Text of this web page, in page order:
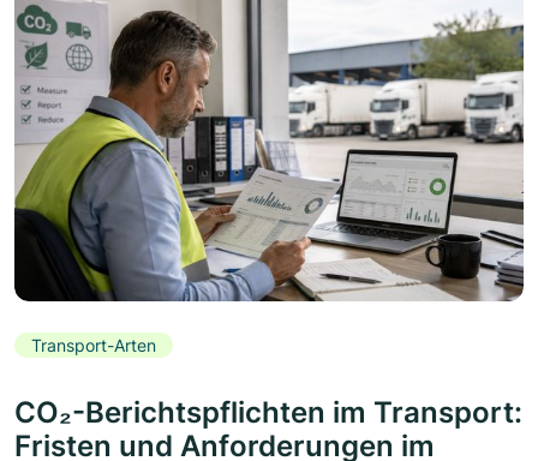
Transport-Arten
CO₂-Berichtspflichten im Transport:
Fristen und Anforderungen im